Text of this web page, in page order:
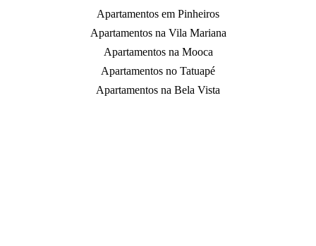
Apartamentos em Pinheiros
Apartamentos na Vila Mariana
Apartamentos na Mooca
Apartamentos no Tatuapé
Apartamentos na Bela Vista